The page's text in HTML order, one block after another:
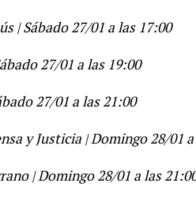
| Sábado 27/01 a las 17:00
27/01 a las 19:00
27/01 a las 21:00
y Justicia | Domingo 28/01
| Domingo 28/01 a las